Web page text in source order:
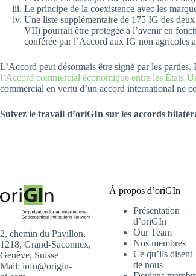
Le principe de la coexistence avec les
Une liste supplémentaire de 175 IG des
VII) pourrait être protégée à l’avenir en
conférée par l’Accord aux IG non agricoles
L’Accord peut désormais être signé par les
l’Accord commercial économique entre les États-
commercial en vertu d’un accord international ne
Suivez le travail d’oriGIn sur les accords
2, chemin du Pavillon,
1218, Grand-Saconnex,
Genève, Suisse
Mail: info@origin-
À propos d’oriGIn
Présentation
d’oriGIn
Our Team
Nos membres
Ce qu’ils disent
de nous